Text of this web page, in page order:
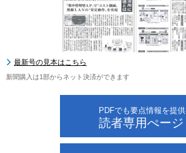
最新号の見本はこちら
新聞購入は1部からネット決済ができます
PDFでも要点情報を提供
読者専用ぺージ